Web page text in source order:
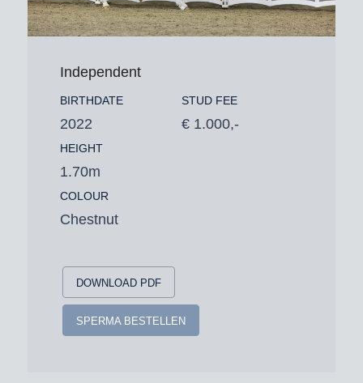
Independent
BIRTHDATE
2022
HEIGHT
1.70m
COLOUR
Chestnut
STUD FEE
€ 1.000,-
DOWNLOAD PDF
SPERMA BESTELLEN